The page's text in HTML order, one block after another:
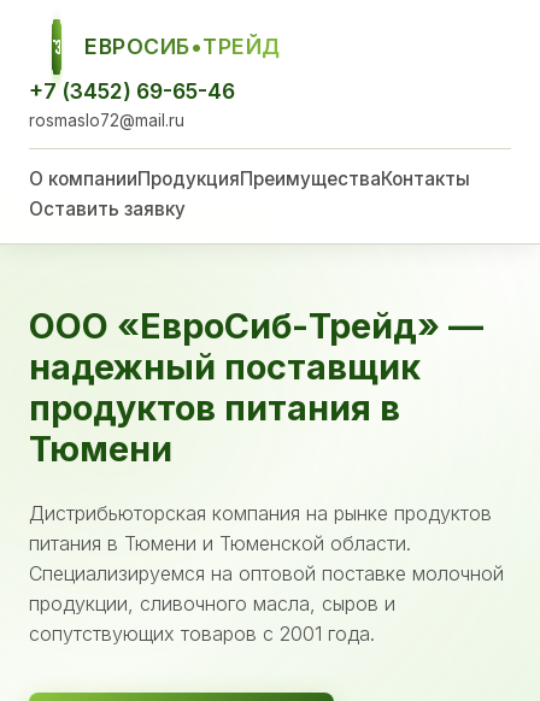
ЕСТ
ЕВРОСИБ•ТРЕЙД
+7 (3452) 69-65-46
rosmaslo72@mail.ru
О компанииПродукцияПреимуществаКонтакты
Оставить заявку
ООО «ЕвроСиб-Трейд» —
надежный поставщик
продуктов питания в
Тюмени
Дистрибьюторская компания на рынке продуктов
питания в Тюмени и Тюменской области.
Специализируемся на оптовой поставке молочной
продукции, сливочного масла, сыров и
сопутствующих товаров с 2001 года.